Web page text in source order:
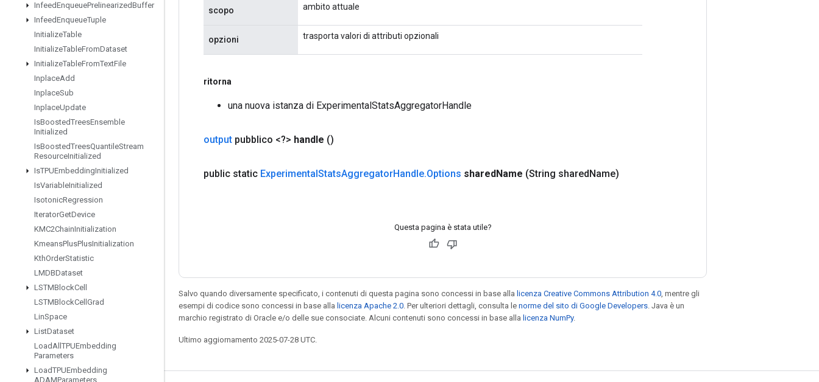
InfeedEnqueuePrelinearizedBuffer
InfeedEnqueueTuple
InitializeTable
InitializeTableFromDataset
InitializeTableFromTextFile
InplaceAdd
InplaceSub
InplaceUpdate
IsBoostedTreesEnsemble
Initialized
IsBoostedTreesQuantileStream
ResourceInitialized
IsTPUEmbeddingInitialized
IsVariableInitialized
IsotonicRegression
IteratorGetDevice
KMC2ChainInitialization
KmeansPlusPlusInitialization
KthOrderStatistic
LMDBDataset
LSTMBlockCell
LSTMBlockCell Grad
LinSpace
ListDataset
LoadAll TPUEmbedding
Parameters
LoadTPUEmbedding
ADAMParameters
scopo ambito attuale
opzioni trasporta valori di attributi opzionali
ritorna
una nuova istanza di ExperimentalStatsAggregatorHandle
output pubblico <?> handle ()
public static ExperimentalStatsAggregatorHandle.Options sharedName (String sharedName)
Questa pagina è stata utile?
Salvo quando diversamente specificato, i contenuti di questa pagina sono concessi in base alla licenza Creative Commons Attribution 4.0 , mentre gli
esempi di codice sono concessi in base alla licenza Apache 2.0 . Per ulteriori dettagli, consulta le norme del sito di Google Developers . Java è un
marchio registrato di Oracle e/o delle sue consociate. Alcuni contenuti sono concessi in base alla licenza NumPy.
Ultimo aggiornamento 2025-07-28 UTC.